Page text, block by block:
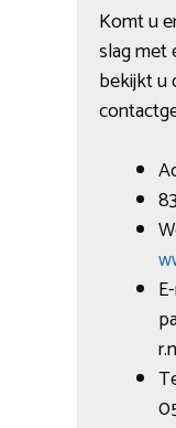
Komt u
slag met
bekijkt u